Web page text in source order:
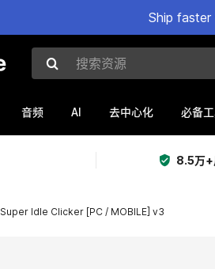
Ship
搜索资源
音频 AI 去中心化 必备
8.5万+
Super Idle Clicker [PC / MOBILE] v3